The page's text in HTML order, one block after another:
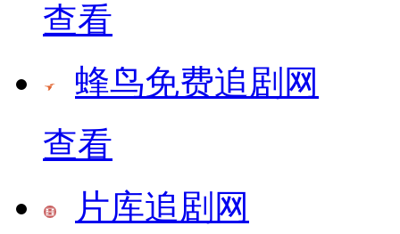
查看
蜂鸟免费追剧网
查看
片库追剧网